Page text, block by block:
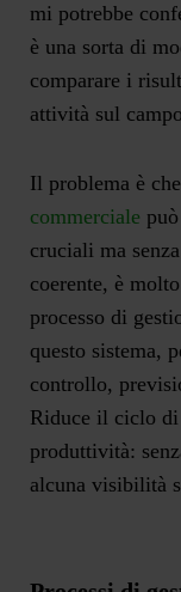
mi potrebbe
è una sorta di
comparare i
attività sul
Il problema è
commerciale
cruciali ma
coerente, è
processo di
questo sistema,
controllo,
Riduce il ciclo di
produttività:
alcuna visibilità